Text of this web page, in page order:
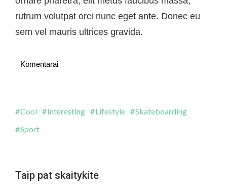
rutrum volutpat orci nunc eget ante. Donec eu
sem vel mauris ultrices gravida.
Komentarai
Cool Interesting Lifestyle
Skateboarding
Sport
Taip pat skaitykite